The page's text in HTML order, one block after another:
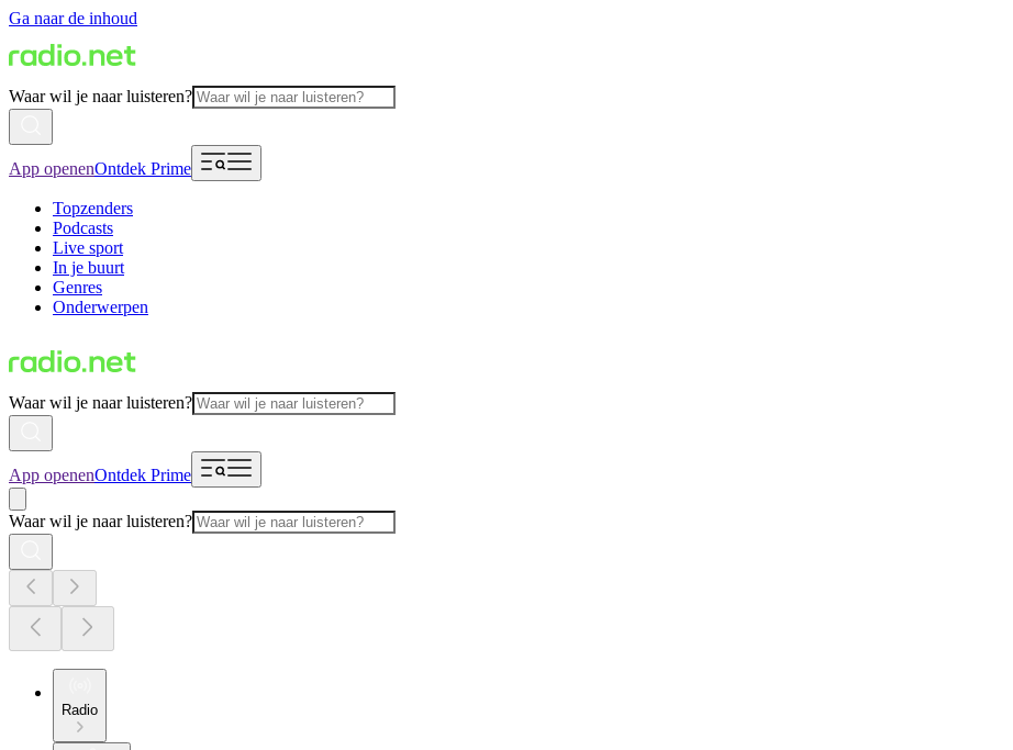
Ga naar de inhoud
Waar wil je naar luisteren?
App openenOntdek Prime
Topzenders
Podcasts
Live sport
In je buurt
Genres
Onderwerpen
Waar wil je naar luisteren?
App openenOntdek Prime
Waar wil je naar luisteren?
Radio